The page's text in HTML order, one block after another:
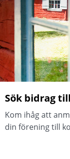
Sök bidrag
Kom ihåg att
din förening till